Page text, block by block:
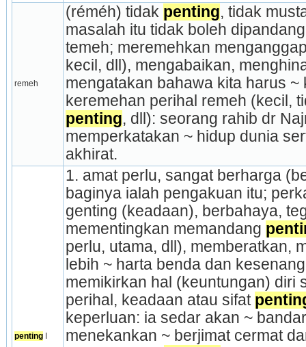
remeh
(réméh) tidak penting, tidak
masalah itu tidak boleh
temeh; meremehkan
kecil, dll), mengabaikan,
mengatakan bahawa kita harus ~
penting, dll): seorang rahib dr
memperkata­kan ~ hidup dunia
akhirat.
penting I
1. amat perlu, sangat berharga
baginya ialah pengakuan itu;
genting (keadaan), berbahaya,
mementingkan memandang
perlu, utama, dll), memberatkan,
lebih ~ harta benda dan
memi­kirkan hal (keuntungan) diri
perihal, keadaan atau sifat
keperluan: ia sedar akan ~
menekankan ~ berjimat cermat